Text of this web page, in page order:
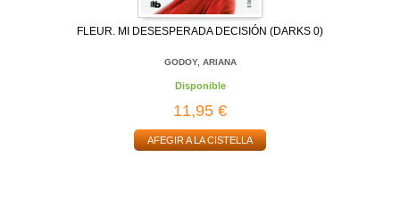
FLEUR. MI DESESPERADA DECISIÓN (DARKS 0)
GODOY, ARIANA
Disponible
11,95 €
AFEGIR A LA CISTELLA